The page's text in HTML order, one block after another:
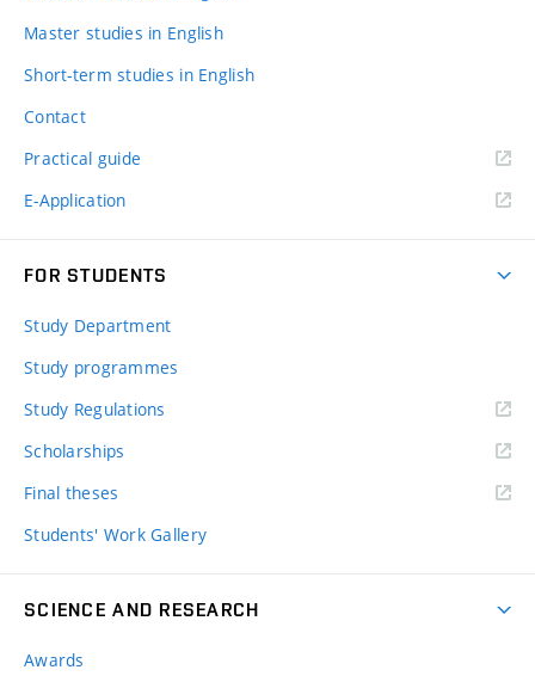
Master studies in English
Short-term studies in English
Contact
Practical guide
E-Application
FOR STUDENTS
Study Department
Study programmes
Study Regulations
Scholarships
Final theses
Students' Work Gallery
SCIENCE AND RESEARCH
Awards